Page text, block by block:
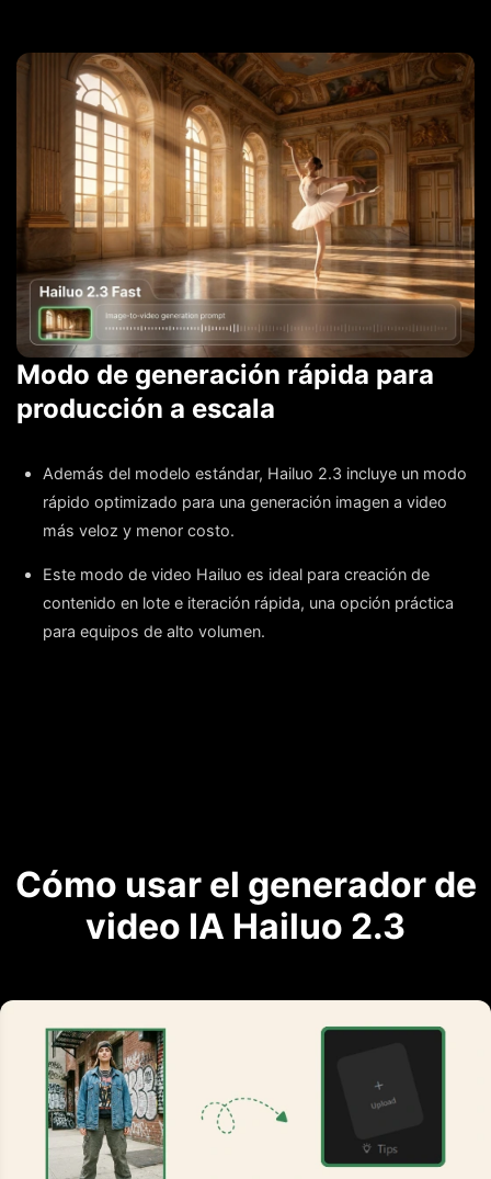
Modo de generación rápida para
producción a escala
Además del modelo estándar, Hailuo 2.3 incluye un modo
rápido optimizado para una generación imagen a video
más veloz y menor costo.
Este modo de video Hailuo es ideal para creación de
contenido en lote e iteración rápida, una opción práctica
para equipos de alto volumen.
Cómo usar el generador de
video IA Hailuo 2.3